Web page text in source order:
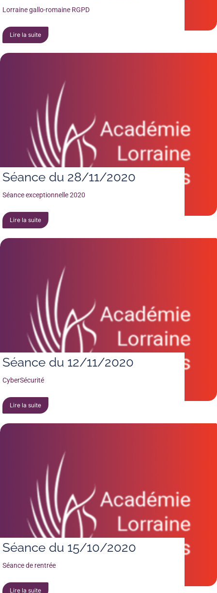
Lorraine gallo-romaine RGPD
Lire la suite
Séance du 28/11/2020
Séance exceptionnelle 2020
Lire la suite
Séance du 12/11/2020
CyberSécurité
Lire la suite
Séance du 15/10/2020
Séance de rentrée
Lire la suite